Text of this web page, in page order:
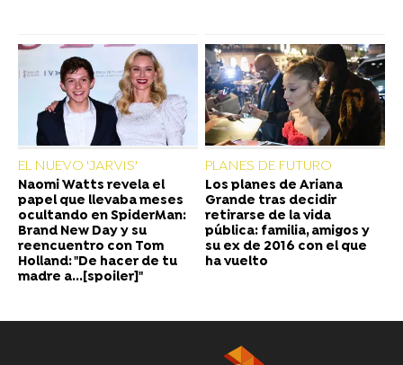
EL NUEVO 'JARVIS'
Naomi Watts revela el
papel que llevaba meses
ocultando en SpiderMan:
Brand New Day y su
reencuentro con Tom
Holland: "De hacer de tu
madre a...[spoiler]"
PLANES DE FUTURO
Los planes de Ariana
Grande tras decidir
retirarse de la vida
pública: familia, amigos y
su ex de 2016 con el que
ha vuelto